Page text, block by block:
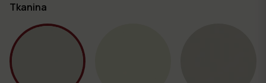
Tkanina